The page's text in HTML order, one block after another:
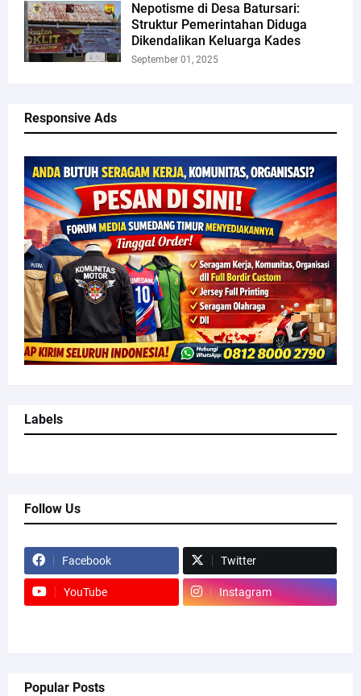
Nepotisme di Desa Batursari:
Struktur Pemerintahan Diduga
Dikendalikan Keluarga Kades
September 01, 2025
Responsive Ads
Labels
Follow Us
Facebook Twitter
YouTube Instagram
Popular Posts